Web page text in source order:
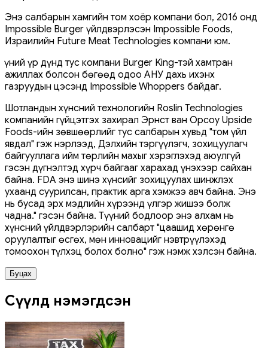
Энэ салбарын хамгийн том хоёр компани бол, 2016 онд
Impossible Burger үйлдвэрлэсэн Impossible Foods,
Израилийн Future Meat Technologies компани юм.
Үүний үр дүнд тус компани Burger King-тэй хамтран
ажиллах болсон бөгөөд одоо АНУ дахь ихэнх
газруудын цэсэнд Impossible Whoppers байдаг.
Шотландын хүнсний технологийн Roslin Technologies
компанийн гүйцэтгэх захирал Эрнст ван Орсоу Upside
Foods-ийн зөвшөөрлийг тус салбарын хувьд "том үйл
явдал" гэж нэрлээд, Дэлхийн тэргүүлэгч, зохицуулагч
байгууллага ийм төрлийн махыг хэрэглэхэд аюулгүй
гэсэн дүгнэлтэд хүрч байгааг харахад үнэхээр сайхан
байна. FDA энэ шинэ хүнсийг зохицуулах шинжлэх
ухаанд суурилсан, практик арга хэмжээ авч байна. Энэ
нь бусад эрх мэдлийн хүрээнд үлгэр жишээ болж
чадна." гэсэн байна. Түүний бодлоор энэ алхам нь
хүнсний үйлдвэрлэрийн салбарт "цаашид хөрөнгө
оруулалтыг өсгөх, мөн инновацийг нэвтрүүлэхэд
томоохон түлхэц болох болно" гэж нэмж хэлсэн байна.
Буцах
Сүүлд нэмэгдсэн